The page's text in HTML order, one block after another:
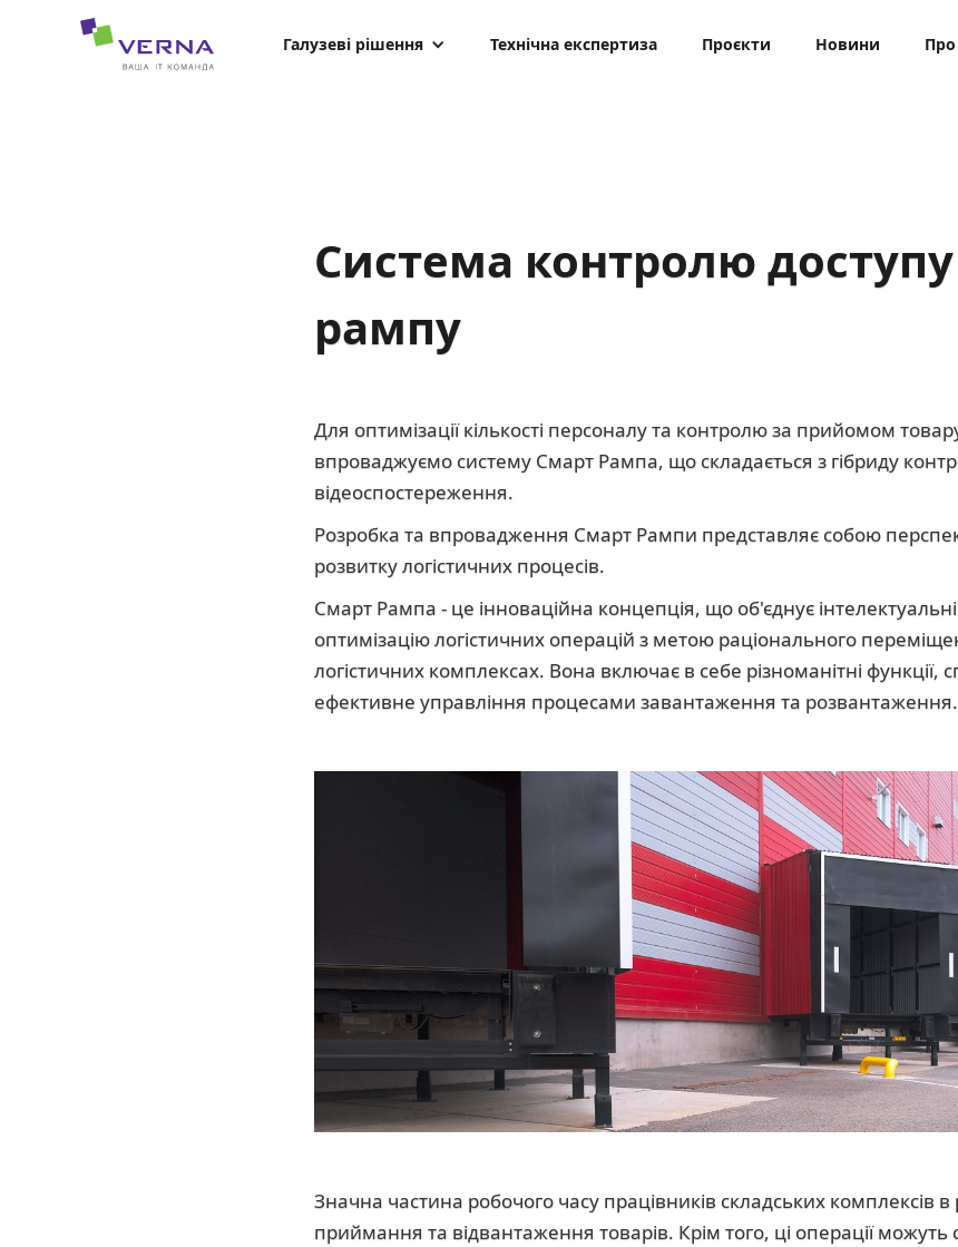
Галузеві рішення Технічна експертиза Проєкти Новини Про
Система контролю
рампу
Для оптимізації кількості персоналу та контролю за прийомом
впроваджуємо систему Смарт Рампа, що складається з гібриду
відеоспостереження.
Розробка та впровадження Cмарт Рампи представляє собою
розвитку логістичних процесів.
Смарт Рампа - це інноваційна концепція, що об'єднує інтелектуальні
оптимізацію логістичних операцій з метою раціонального
логістичних комплексах. Вона включає в себе різноманітні функції,
ефективне управління процесами завантаження та розвантаження.
Значна частина робочого часу працівників складських комплексів в
приймання та відвантаження товарів. Крім того, ці операції